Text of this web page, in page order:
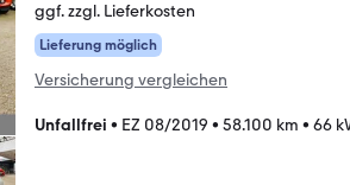
ggf. zzgl. Lieferkosten
Lieferung möglich
Versicherung vergleichen
Unfallfrei • EZ 08/2019 • 58.100 km • 66